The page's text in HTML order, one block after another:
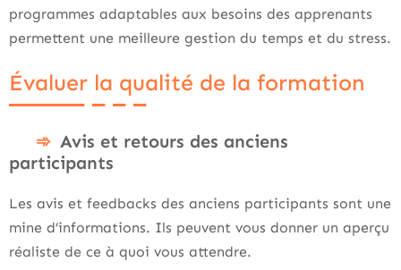
programmes adaptables aux besoins des apprenants
permettent une meilleure gestion du temps et du stress.
Évaluer la qualité de la formation
Avis et retours des anciens
participants
Les avis et feedbacks des anciens participants sont une
mine d’informations. Ils peuvent vous donner un aperçu
réaliste de ce à quoi vous attendre.